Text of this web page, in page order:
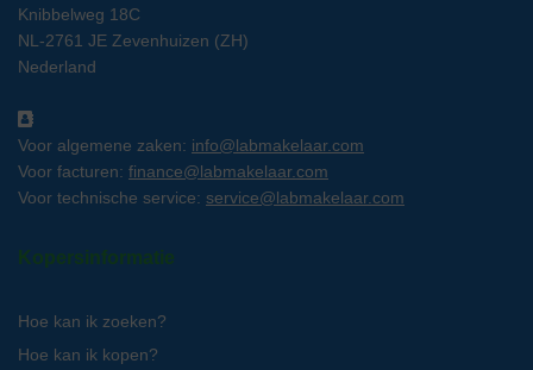
Knibbelweg 18C
NL-2761 JE Zevenhuizen (ZH)
Nederland
Voor algemene zaken: info@labmakelaar.com
Voor facturen: finance@labmakelaar.com
Voor technische service: service@labmakelaar.com
Kopersinformatie
Hoe kan ik zoeken?
Hoe kan ik kopen?